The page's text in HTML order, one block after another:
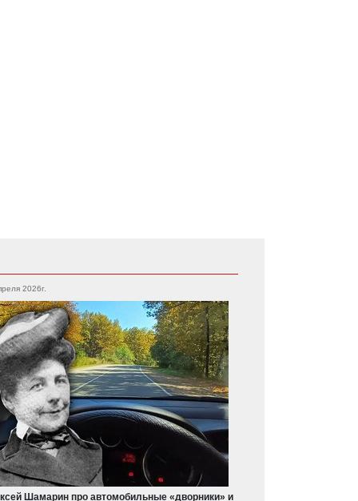
2026г.
Шамарин про автомобильные «дворники» и